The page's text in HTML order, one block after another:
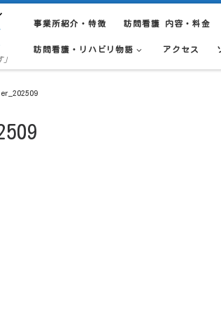
事業所紹介・特徴 訪問看護 内容・料金
訪問看護・リハビリ物語 アクセス